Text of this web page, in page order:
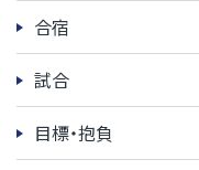
合宿
試合
目標・抱負